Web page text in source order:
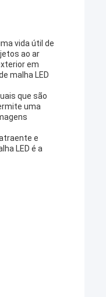
vida útil de
ao ar
em
malha LED
que são
uma
e
LED é a